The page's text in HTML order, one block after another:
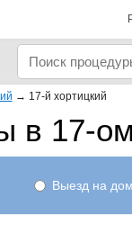
→ 17-й хортицкий
в 17-
Выезд на дом